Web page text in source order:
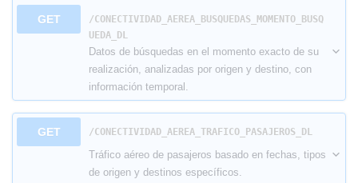
GET
/CONECTIVIDAD_AEREA_BUSQUEDAS_MOMENTO_BUSQ
UEDA_DL
Datos de búsquedas en el momento exacto de su
realización, analizadas por origen y destino, con
información temporal.
GET ​/CONECTIVIDAD_AEREA_TRAFICO_PASAJEROS_DL
Tráfico aéreo de pasajeros basado en fechas, tipos
de origen y destinos específicos.